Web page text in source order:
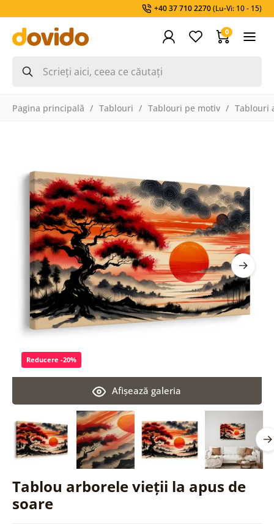
+40 37 710 2270(Lu-Vi: 10 - 15)
0
Pagina principală Tablouri Tablouri pe motiv Tablouri
Tablou arborele vieții la apus de
soare
Afişează galeria
Reducere -20%